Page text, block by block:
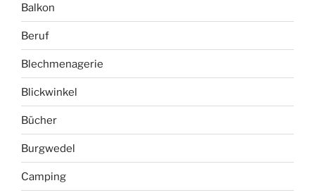
Balkon
Beruf
Blechmenagerie
Blickwinkel
Bücher
Burgwedel
Camping